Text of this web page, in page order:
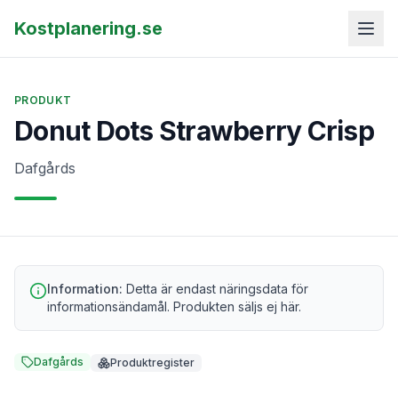
Kostplanering.se
PRODUKT
Donut Dots Strawberry Crisp
Dafgårds
Information: Detta är endast näringsdata för
informationsändamål. Produkten säljs ej här.
Dafgårds Produktregister